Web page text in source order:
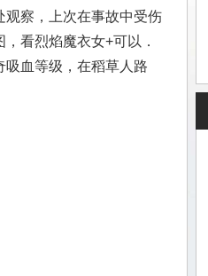
观察，上次在事故中受伤
看烈焰魔衣女+可以．
血等级，在稻草人路